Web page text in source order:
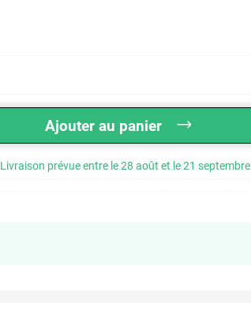
Ajouter au panier
Livraison prévue entre le 28 août et le 21 septembre